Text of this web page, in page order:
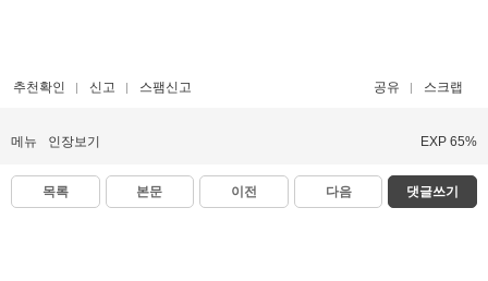
추천확인 신고 스팸신고 공유 스크랩
메뉴 인장보기 EXP 65%
목록 본문 이전 다음 댓글쓰기